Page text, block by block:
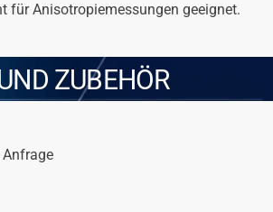
für Anisotropiemessungen geeignet.
ZUBEHÖR
Anfrage